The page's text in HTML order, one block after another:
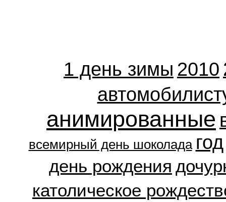
1 день зимы 2010
анимированные
всемирный день шоколада год
день рождения
католическое